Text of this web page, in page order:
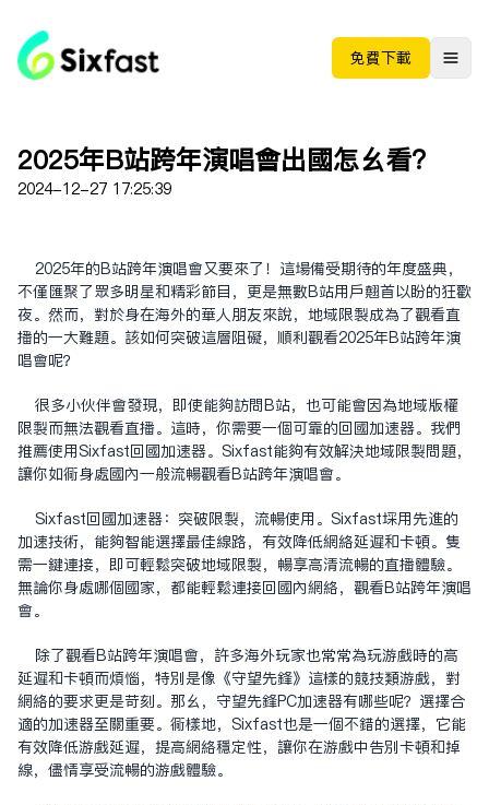
免费下载
2025年B站跨年演唱会出国怎么看？
2024-12-27 17:25:39
2025年的B站跨年演唱会又要来了！这场备受期待的年度盛典，
不仅汇聚了众多明星和精彩节目，更是无数B站用户翘首以盼的狂欢
夜。然而，对于身在海外的华人朋友来说，地域限制成为了观看直
播的一大难题。该如何突破这层阻碍，顺利观看2025年B站跨年演
唱会呢？
很多小伙伴会发现，即使能够访问B站，也可能会因为地域版权
限制而无法观看直播。这时，你需要一个可靠的回国加速器。我们
推荐使用Sixfast回国加速器。Sixfast能够有效解决地域限制问题，
让你如同身处国内一般流畅观看B站跨年演唱会。
Sixfast回国加速器：突破限制，流畅使用。Sixfast采用先进的
加速技术，能够智能选择最佳线路，有效降低网络延迟和卡顿。只
需一键连接，即可轻松突破地域限制，畅享高清流畅的直播体验。
无论你身处哪个国家，都能轻松连接回国内网络，观看B站跨年演唱
会。
除了观看B站跨年演唱会，许多海外玩家也常常为玩游戏时的高
延迟和卡顿而烦恼，特别是像《守望先锋》这样的竞技类游戏，对
网络的要求更是苛刻。那么，守望先锋PC加速器有哪些呢？选择合
适的加速器至关重要。同样地，Sixfast也是一个不错的选择，它能
有效降低游戏延迟，提高网络稳定性，让你在游戏中告别卡顿和掉
线，尽情享受流畅的游戏体验。